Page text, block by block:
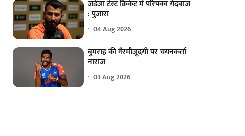
जडेजा टेस्ट क्रिकेट में परिपक्व गेंदबाज
: पुजारा
04 Aug 2026
बुमराह की गैरमौजूदगी पर चयनकर्ता
नाराज
03 Aug 2026